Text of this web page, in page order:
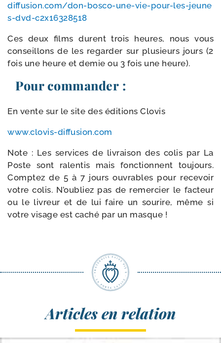
dif​fu​sion​.com/​d​o​n​-​b​o​s​c​o​-​u​n​e​-​v​i​e​-​p​o​u​r​-​l​e​s​-​j​e​u​n​e​
s​-​d​v​d​-​c​2​x​1​6​3​2​8​518
Ces deux films durent trois heures, nous vous
conseillons de les regar­der sur plu­sieurs jours (2
fois une heure et demie ou 3 fois une heure).
Pour commander :
En vente sur le site des édi­tions Clovis
www​.clo​vis​-dif​fu​sion​.com
Note : Les ser­vices de livrai­son des colis par La
Poste sont ralen­tis mais fonc­tionnent tou­jours.
Comptez de 5 à 7 jours ouvrables pour rece­voir
votre colis. N’oubliez pas de remer­cier le fac­teur
ou le livreur et de lui faire un sou­rire, même si
votre visage est caché par un masque !
Articles en relation